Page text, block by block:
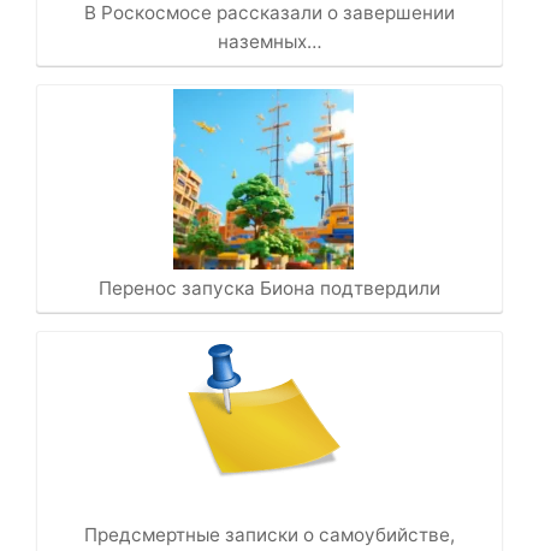
В Роскосмосе рассказали о завершении
наземных…
Перенос запуска Биона подтвердили
Предсмертные записки о самоубийстве,